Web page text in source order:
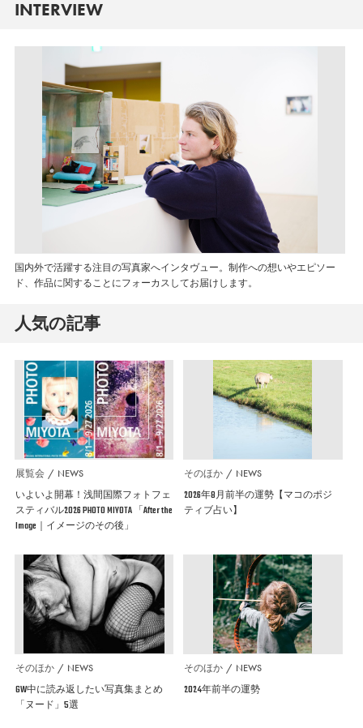
INTERVIEW
国内外で活躍する注目の写真家へインタヴュー。制作への想いやエピソー
ド、作品に関することにフォーカスしてお届けします。
人気の記事
展覧会 NEWS
いよいよ開幕！浅間国際フォトフェ
スティバル2026 PHOTO MIYOTA 「After the
Image｜イメージのその後」
そのほか NEWS
2026年8月前半の運勢【マコのポジ
ティブ占い】
そのほか NEWS
GW中に読み返したい写真集まとめ
「ヌード」5選
そのほか NEWS
2024年前半の運勢